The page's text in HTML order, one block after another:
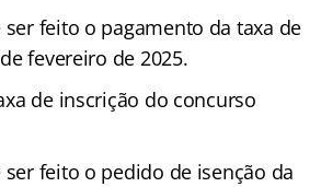
feito o pagamento da taxa de
fevereiro de 2025.
de inscrição do concurso
feito o pedido de isenção da